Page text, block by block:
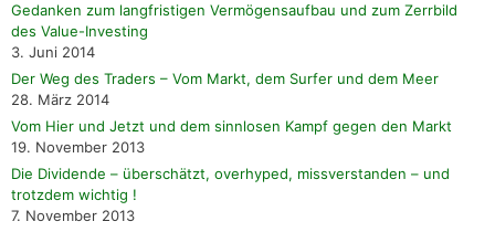
Gedanken zum langfristigen Vermögensaufbau und zum Zerrbild
des Value-Investing
3. Juni 2014
Der Weg des Traders – Vom Markt, dem Surfer und dem Meer
28. März 2014
Vom Hier und Jetzt und dem sinnlosen Kampf gegen den Markt
19. November 2013
Die Dividende – überschätzt, overhyped, missverstanden – und
trotzdem wichtig !
7. November 2013